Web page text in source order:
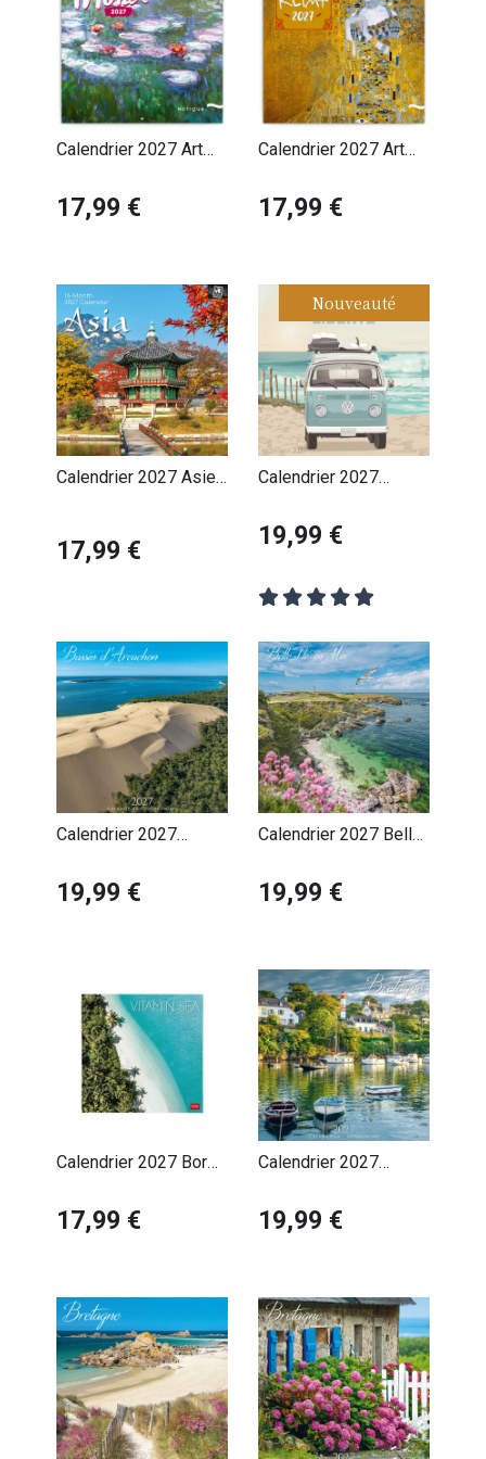
Calendrier 2027 Art
Impressionniste
17,99 €
Calendrier 2027 Art
17,99 €
Calendrier 2027 Asie
17,99 €
Nouveauté
Calendrier 2027
Pauline Launay
19,99 €
Calendrier 2027
Dune du Pilat
19,99 €
Calendrier 2027 Belle
19,99 €
Calendrier 2027 Bord
17,99 €
Calendrier 2027
Ports
19,99 €